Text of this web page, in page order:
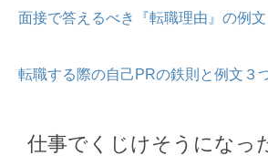
面接で答えるべき『転職理由』の例文
転職する際の自己PRの鉄則と例文３
仕事でくじけそうになっ